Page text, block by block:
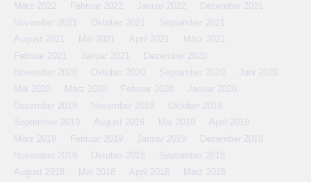
März 2022
Februar 2022 Januar 2022
Dezember 2021
November 2021
Oktober 2021
September 2021
August 2021
Mai 2021 April 2021
März 2021
Februar 2021
Januar 2021
Dezember 2020
November 2020
Oktober 2020 September 2020
Juni 2020
Mai 2020
März 2020 Februar 2020
Januar 2020
Dezember 2019
November 2019
Oktober 2019
September 2019
August 2019 Mai 2019
April 2019
März 2019
Februar 2019 Januar 2019
Dezember 2018
November 2018
Oktober 2018
September 2018
August 2018
Mai 2018 April 2018
März 2018